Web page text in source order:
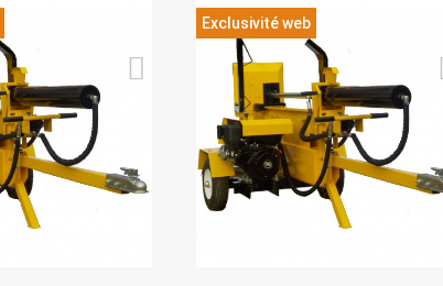
Exclusivité web
Cancel